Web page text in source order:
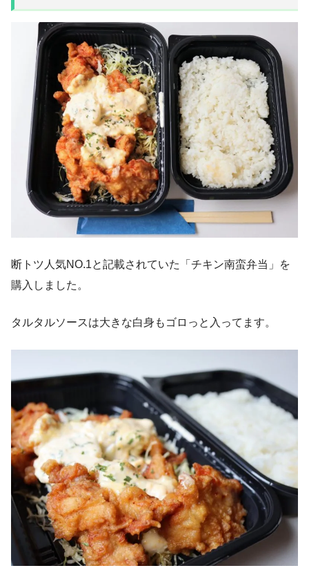
断トツ人気NO.1と記載されていた「チキン南蛮弁当」を
購入しました。
タルタルソースは大きな白身もゴロっと入ってます。